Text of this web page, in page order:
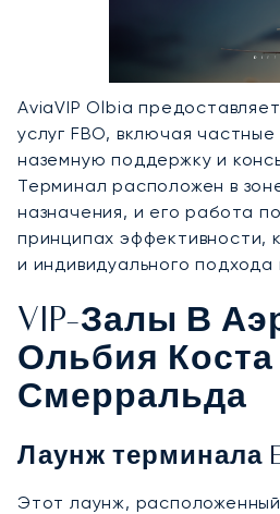
AviaVIP Olbia
услуг FBO, включая
наземную поддержку и
Терминал расположен в
назначения, и его работа
принципах эффективности,
и индивидуального подхода
VIP-Залы В
Ольбия Коста
Смерральда
Лаунж терминала
Этот лаунж,